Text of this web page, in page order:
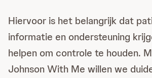
Hiervoor is het belangrijk dat
informatie en ondersteuning
helpen om controle te houden.
Johnson With Me willen we